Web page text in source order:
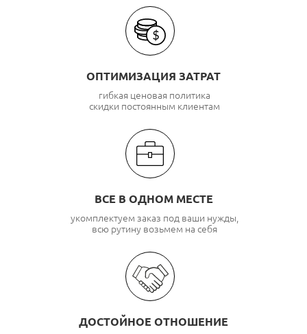
Розетки компьютерные (RJ45), телефонные (RJ11) TWT
ОПТИМИЗАЦИЯ ЗАТРАТ
гибкая ценовая политика
скидки постоянным клиентам
ВСЕ В ОДНОМ МЕСТЕ
укомплектуем заказ под ваши нужды,
всю рутину возьмем на себя
ДОСТОЙНОЕ ОТНОШЕНИЕ